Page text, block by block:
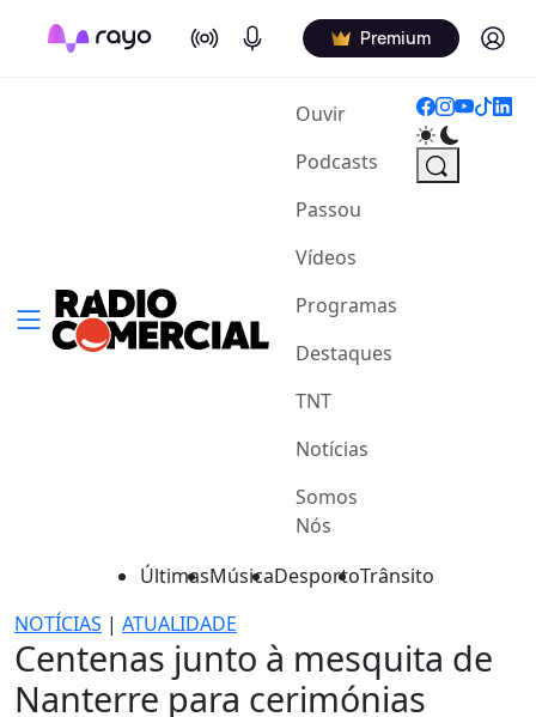
On Air Podcasts Premium Log in
Ouvir(current)
Podcasts
Passou
Vídeos
Programas
Destaques
TNT
Notícias
Somos
Nós
ÚltimasMúsicaDesportoTrânsito
NOTÍCIAS | ATUALIDADE
Centenas junto à mesquita de
Nanterre para cerimónias